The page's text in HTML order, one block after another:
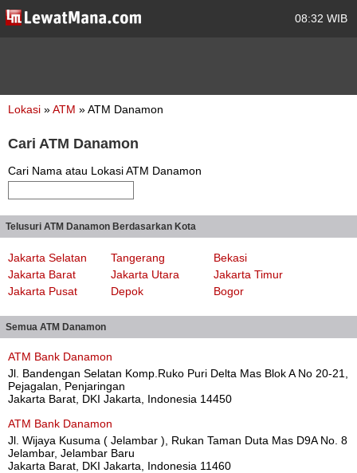
08:32 WIB
Lokasi »ATM » ATM Danamon
Cari ATM Danamon
Cari Nama atau Lokasi ATM Danamon
Telusuri ATM Danamon Berdasarkan Kota
Jakarta Selatan Tangerang
Bekasi
Jakarta Barat
Jakarta Utara
Jakarta Timur
Jakarta Pusat
Depok Bogor
Semua ATM Danamon
ATM Bank Danamon
Jl. Bandengan Selatan Komp.Ruko Puri Delta Mas Blok A No 20-21,
Pejagalan, Penjaringan
Jakarta Barat, DKI Jakarta, Indonesia 14450
ATM Bank Danamon
Jl. Wijaya Kusuma ( Jelambar ), Rukan Taman Duta Mas D9A No. 8
Jelambar, Jelambar Baru
Jakarta Barat, DKI Jakarta, Indonesia 11460